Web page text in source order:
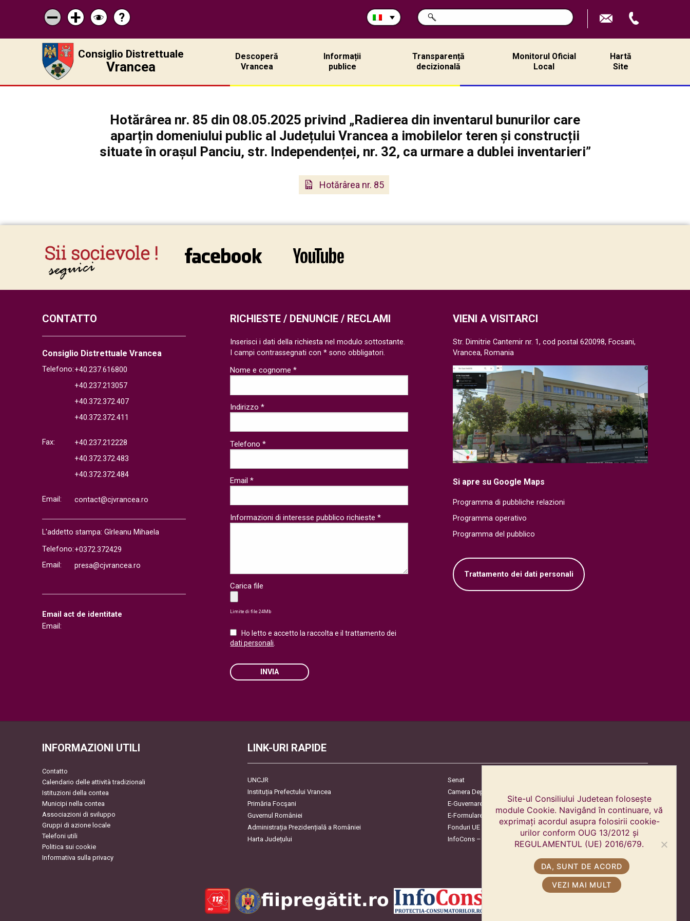
Micșorează
scrisul
Mărește
scrisul
Schimbă
contrastul
Pagina
de
ajutor
?
Cerca
nel
RICERCA
Consiglio Distrettuale
Vrancea
Descoperă
Vrancea
Informații
publice
Transparență
decizională
Monitorul Oficial
Local
Hartă
Site
Hotărârea nr. 85 din 08.05.2025 privind „Radierea din inventarul bunurilor care
aparțin domeniului public al Județului Vrancea a imobilelor teren și construcții
situate în orașul Panciu, str. Independenței, nr. 32, ca urmare a dublei inventarieri”
Hotărârea nr. 85
CONTATTO
Consiglio Distrettuale Vrancea
Telefono:+40.237.616800
+40.237.213057
+40.372.372.407
+40.372.372.411
Fax:
+40.237.212228
+40.372.372.483
+40.372.372.484
Email: contact@cjvrancea.ro
L'addetto stampa: Gîrleanu Mihaela
Telefono:+0372.372429
Email:
presa@cjvrancea.ro
Email act de identitate
Email:
VIENI A VISITARCI
Str. Dimitrie Cantemir nr. 1, cod postal 620098, Focsani,
Vrancea, Romania
Si apre su Google Maps
Programma di pubbliche relazioni
Programma operativo
Programma del pubblico
Trattamento dei dati personali
RICHIESTE / DENUNCIE / RECLAMI
Inserisci i dati della richiesta nel modulo sottostante.
I campi contrassegnati con * sono obbligatori.
Nome e cognome *
Indirizzo *
Telefono *
Email *
Informazioni di interesse pubblico richieste *
Carica file
Limite di file 24Mb
Ho letto e accetto la raccolta e il trattamento dei
dati personali.
INVIA
INFORMAZIONI UTILI
Contatto
Calendario delle attività tradizionali
Istituzioni della contea
Municipi nella contea
Associazioni di sviluppo
Gruppi di azione locale
Telefoni utili
Politica sui cookie
Informativa sulla privacy
LINK-URI RAPIDE
UNCJR
Senat
Instituția Prefectului Vrancea
Camera Deputaților
Primăria Focşani
E-Guvernare
Guvernul României
E-Formulare
Administrația Prezidențială a României
Fonduri UE
Harta Județului
InfoCons – Protecția Consumatorilor
Site-ul Consiliului Judetean folosește
module Cookie. Navigând în continuare, vă
exprimați acordul asupra folosirii cookie-
urilor conform OUG 13/2012 și
REGULAMENTUL (UE) 2016/679.
DA, SUNT DE ACORD
VEZI MAI MULT